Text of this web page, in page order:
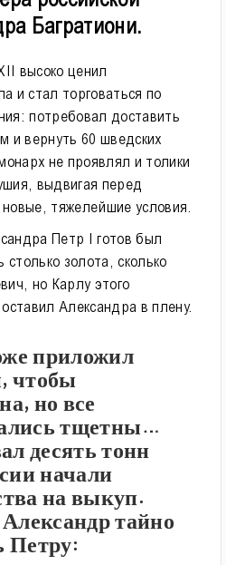
Багратиони.
высоко ценил
и стал торговаться по
потребовал доставить
и вернуть 60 шведских
не проявлял и толики
выдвигая перед
тяжелейшие условия.
Петр I готов был
золота, сколько
но Карлу этого
Александра в плену.
приложил
чтобы
но все
тщетны…
десять тонн
начали
на выкуп.
тайно
Петру: